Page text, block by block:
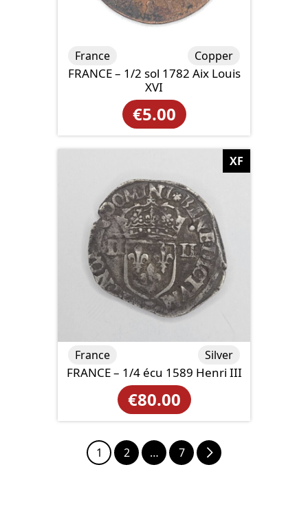
FRANCE – 1/2 sol 1782 Aix Louis
XVI
€5.00
France Copper
XF
FRANCE – 1/4 écu 1589 Henri III
€80.00
France Silver
1 2 … 7